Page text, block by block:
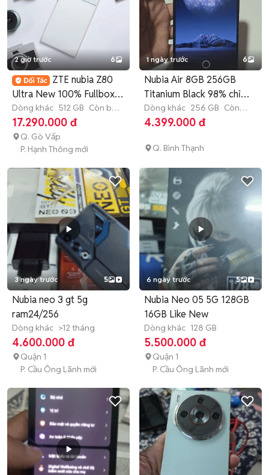
2 giờ trước 6
ZTE nubia Z80
Ultra New 100% Fullbox
Nguyên Seal
Dòng khác 512 GB Còn bảo
hành
17.290.000 đ
Q. Gò Vấp
P. Hạnh Thông mới
1 ngày trước 6
Nubia Air 8GB 256GB
Titanium Black 98% chỉ
4tr hơn
Dòng khác 256 GB Còn
bảo hành
4.399.000 đ
Q. Bình Thạnh
3 ngày trước 5
Nubia neo 3 gt 5g
ram24/256
Dòng khác >12 tháng
4.600.000 đ
Quận 1
P. Cầu Ông Lãnh mới
6 ngày trước 5
Nubia Neo 05 5G 128GB
16GB Like New
Dòng khác 128 GB
5.500.000 đ
Quận 1
P. Cầu Ông Lãnh mới